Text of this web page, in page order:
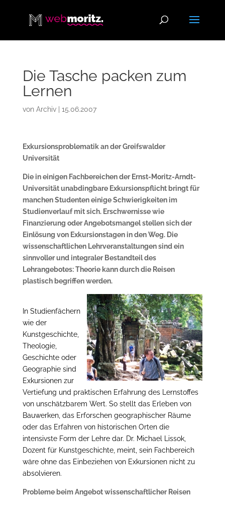
Die Tasche packen zum
Lernen
von Archiv| 15.06.2007
Exkursionsproblematik an der Greifswalder
Universität
Die in einigen Fachbereichen der Ernst-Moritz-Arndt-
Universität unabdingbare Exkursionspflicht bringt für
manchen Studenten einige Schwierigkeiten im
Studienverlauf mit sich. Erschwernisse wie
Finanzierung oder Angebotsmangel stellen sich der
Einlösung von Exkursionstagen in den Weg. Die
wissenschaftlichen Lehrveranstaltungen sind ein
sinnvoller und integraler Bestandteil des
Lehrangebotes: Theorie kann durch die Reisen
plastisch begriffen werden.
In Studienfächern
wie der
Kunstgeschichte,
Theologie,
Geschichte oder
Geographie sind
Exkursionen zur
Vertiefung und praktischen Erfahrung des Lernstoffes
von unschätzbarem Wert. So stellt das Erleben von
Bauwerken, das Erforschen geographischer Räume
oder das Erfahren von historischen Orten die
intensivste Form der Lehre dar. Dr. Michael Lissok,
Dozent für Kunstgeschichte, meint, sein Fachbereich
wäre ohne das Einbeziehen von Exkursionen nicht zu
absolvieren.
Probleme beim Angebot wissenschaftlicher Reisen